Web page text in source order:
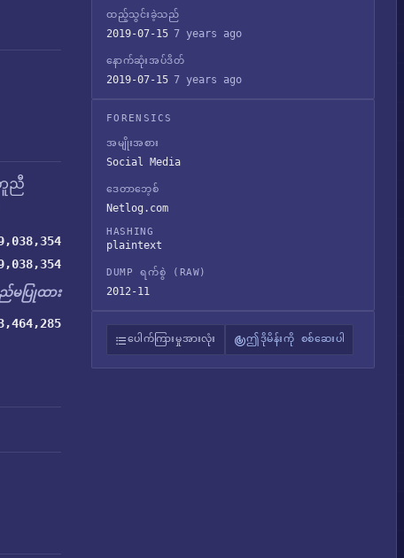
ညီ
ပြုထား
ထည့်သွင်းခဲ့သည်
2019-07-15 7 years ago
နောက်ဆုံးအပ်ဒိတ်
2019-07-15 7 years ago
FORENSICS
အမျိုးအစား
Social Media
ဒေတာဘေ့စ်
Netlog.com
HASHING
plaintext
DUMP ရက်စွဲ (RAW)
2012-11
ပေါက်ကြားမှုအားလုံး ဤဒိုမိန်းကို စစ်ဆေးပါ